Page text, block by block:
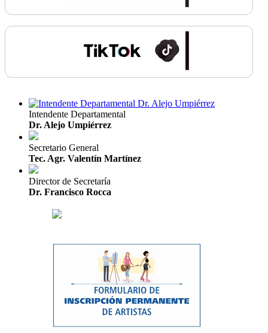
Intendente Departamental
Dr. Alejo Umpiérrez
Secretario General
Tec. Agr. Valentín Martínez
Director de Secretaría
Dr. Francisco Rocca